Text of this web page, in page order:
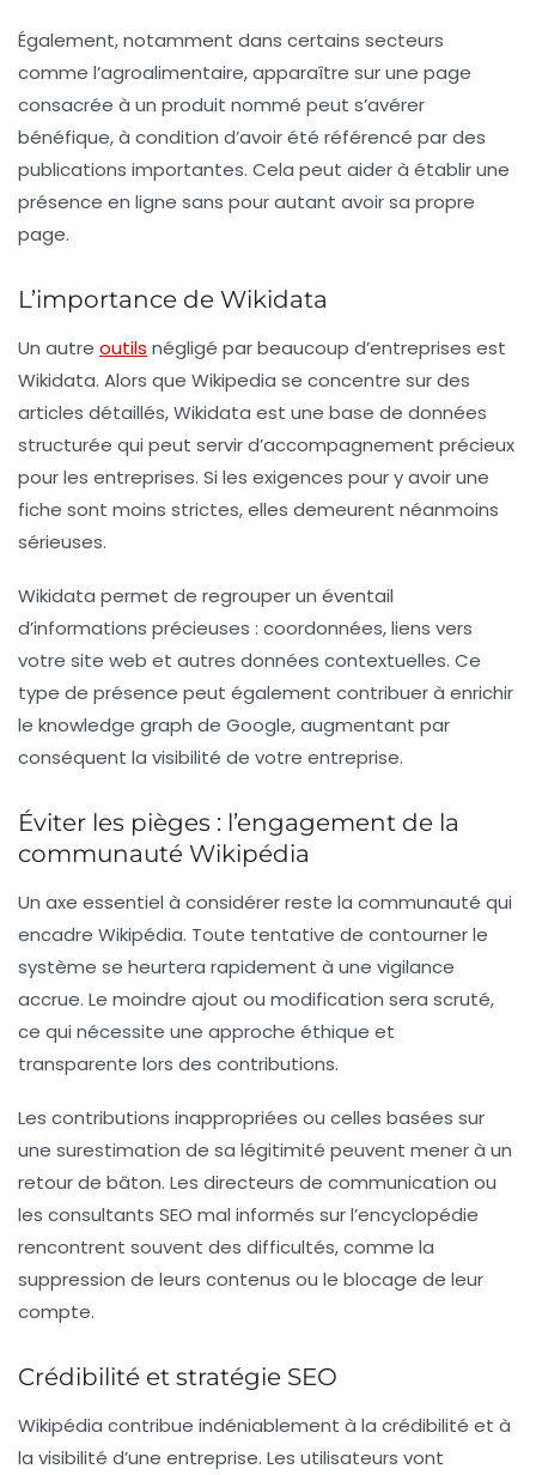
Également, notamment dans certains secteurs
comme l’agroalimentaire, apparaître sur une page
consacrée à un produit nommé peut s’avérer
bénéfique, à condition d’avoir été référencé par des
publications importantes. Cela peut aider à établir une
présence en ligne sans pour autant avoir sa propre
page.
L’importance de Wikidata
Un autre outils négligé par beaucoup d’entreprises est
Wikidata. Alors que Wikipedia se concentre sur des
articles détaillés, Wikidata est une base de données
structurée qui peut servir d’accompagnement précieux
pour les entreprises. Si les exigences pour y avoir une
fiche sont moins strictes, elles demeurent néanmoins
sérieuses.
Wikidata permet de regrouper un éventail
d’informations précieuses : coordonnées, liens vers
votre site web et autres données contextuelles. Ce
type de présence peut également contribuer à enrichir
le knowledge graph de Google, augmentant par
conséquent la visibilité de votre entreprise.
Éviter les pièges : l’engagement de la
communauté Wikipédia
Un axe essentiel à considérer reste la communauté qui
encadre Wikipédia. Toute tentative de contourner le
système se heurtera rapidement à une vigilance
accrue. Le moindre ajout ou modification sera scruté,
ce qui nécessite une approche éthique et
transparente lors des contributions.
Les contributions inappropriées ou celles basées sur
une surestimation de sa légitimité peuvent mener à un
retour de bâton. Les directeurs de communication ou
les consultants SEO mal informés sur l’encyclopédie
rencontrent souvent des difficultés, comme la
suppression de leurs contenus ou le blocage de leur
compte.
Crédibilité et stratégie SEO
Wikipédia contribue indéniablement à la crédibilité et à
la visibilité d’une entreprise. Les utilisateurs vont